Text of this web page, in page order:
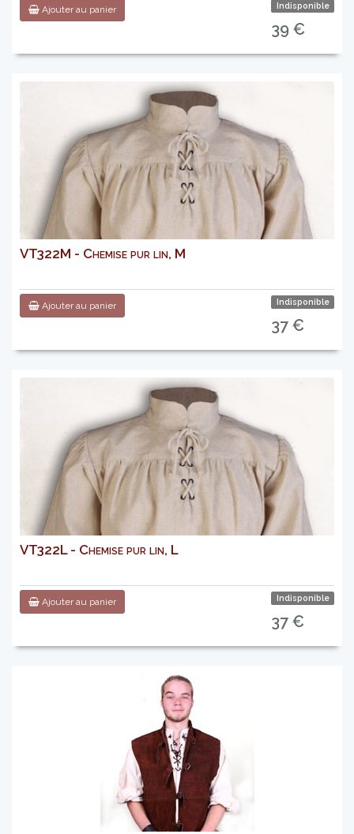
Ajouter au panier Indisponible
39 €
VT322M - Chemise pur lin, M
Ajouter au panier Indisponible
37 €
VT322L - Chemise pur lin, L
Ajouter au panier Indisponible
37 €